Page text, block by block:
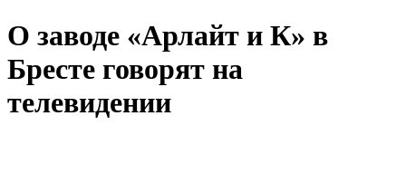
О заводе «Арлайт и К» в
Бресте говорят на
телевидении